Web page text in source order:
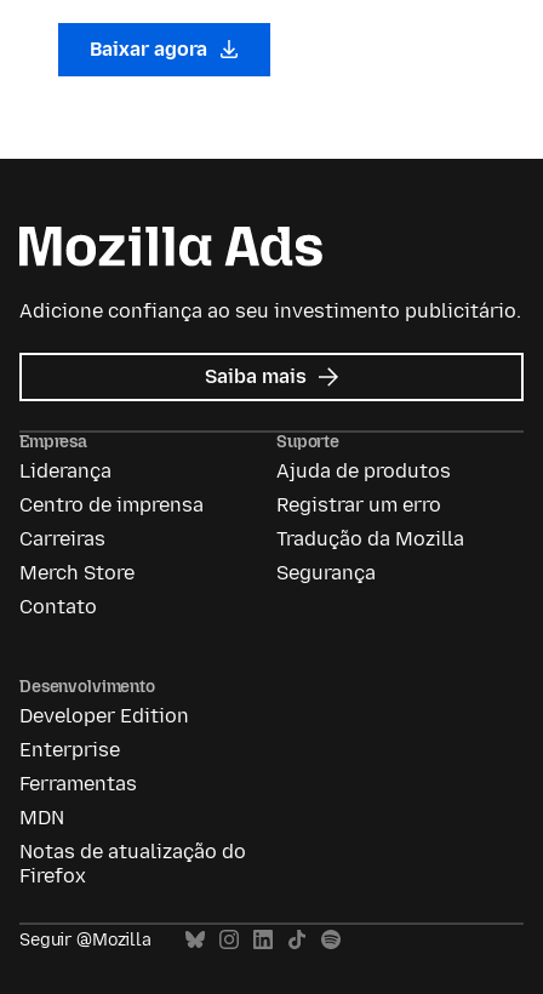
Baixar agora
Adicione confiança ao seu investimento publicitário.
Saiba mais sobre
Mozilla
Empresa
Liderança
Centro de imprensa
Carreiras
Merch Store
Contato
Suporte
Ajuda de produtos
Registrar um erro
Tradução da Mozilla
Segurança
Desenvolvimento
Developer Edition
Enterprise
Ferramentas
MDN
Notas de atualização do
Firefox
Seguir @Mozilla